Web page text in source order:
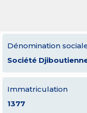
Dénomination
Société
Immatriculation
1377